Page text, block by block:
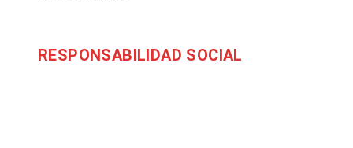
RESPONSABILIDAD SOCIAL